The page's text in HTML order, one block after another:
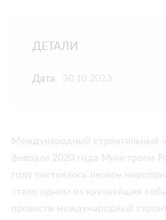
ДЕТАЛИ
Дата: 30.10.2023
Международный строительный
феврале 2020 года Минстроем
году состоялось первое
стало одним из крупнейших
провести международный